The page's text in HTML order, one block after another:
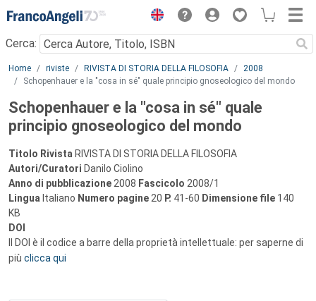
Menu
Cerca:
Main content
Home riviste RIVISTA DI STORIA DELLA FILOSOFIA
2008
Schopenhauer e la "cosa in sé" quale principio gnoseologico del mondo
Schopenhauer e la "cosa in sé" quale
principio gnoseologico del mondo
Titolo Rivista RIVISTA DI STORIA DELLA FILOSOFIA
Autori/Curatori Danilo Ciolino
Anno di pubblicazione 2008 Fascicolo 2008/1
Lingua Italiano Numero pagine 20 P. 41-60 Dimensione file 140
KB
DOI
Il DOI è il codice a barre della proprietà intellettuale: per saperne di
più clicca qui